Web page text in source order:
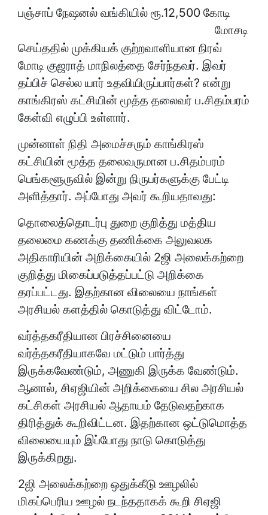
பஞ்சாப் நேஷனல் வங்கியில் ரூ.12,500 கோடி
மோசடி
செய்ததில் முக்கியக் குற்றவாளியான நிரவ்
மோடி குஜராத் மாநிலத்தை சேர்ந்தவர். இவர்
தப்பிச் செல்ல யார் உதவியிருப்பார்கள்? என்று
காங்கிரஸ் கட்சியின் மூத்த தலைவர் ப.சிதம்பரம்
கேள்வி எழுப்பி உள்ளார்.
முன்னாள் நிதி அமைச்சரும் காங்கிரஸ்
கட்சியின் மூத்த தலைவருமான ப.சிதம்பரம்
பெங்களூருவில் இன்று நிருபர்களுக்கு பேட்டி
அளித்தார். அப்போது அவர் கூறியதாவது:
தொலைத்தொடர்பு துறை குறித்து மத்திய
தலைமை கணக்கு தணிக்கை அலுவலக
அதிகாரியின் அறிக்கையில் 2ஜி அலைக்கற்றை
குறித்து மிகைப்படுத்தப்பட்டு அறிக்கை
தரப்பட்டது. இதற்கான விலையை நாங்கள்
அரசியல் களத்தில் கொடுத்து விட்டோம்.
வர்த்தகரீதியான பிரச்சினையை
வர்த்தகரீதியாகவே மட்டும் பார்த்து
இருக்கவேண்டும், அணுகி இருக்க வேண்டும்.
ஆனால், சிஏஜியின் அறிக்கையை சில அரசியல்
கட்சிகள் அரசியல் ஆதாயம் தேடுவதற்காக
திரித்துக் கூறிவிட்டன. இதற்கான ஒட்டுமொத்த
விலையையும் இப்போது நாடு கொடுத்து
இருக்கிறது.
2ஜி அலைக்கற்றை ஒதுக்கீடு ஊழலில்
மிகப்பெரிய ஊழல் நடந்ததாகக் கூறி சிஏஜி